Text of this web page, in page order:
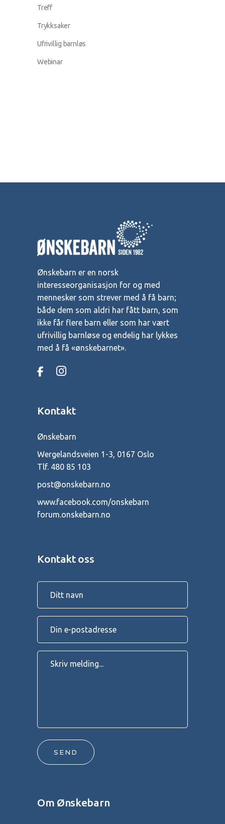
Treff
Trykksaker
Ufrivillig barnløs
Webinar
Ønskebarn er en norsk
interesseorganisasjon for og med
mennesker som strever med å få barn;
både dem som aldri har fått barn, som
ikke får flere barn eller som har vært
ufrivillig barnløse og endelig har lykkes
med å få «ønskebarnet».
Kontakt
Ønskebarn
Wergelandsveien 1-3, 0167 Oslo
Tlf. 480 85 103
post@onskebarn.no
www.facebook.com/onskebarn
forum.onskebarn.no
Kontakt oss
SEND
Om Ønskebarn